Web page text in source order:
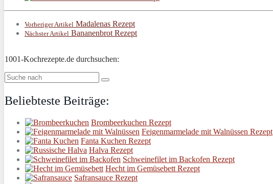
Vorheriger Artikel Madalenas Rezept
Nächster Artikel Bananenbrot Rezept
1001-Kochrezepte.de durchsuchen:
Beliebteste Beiträge:
Brombeerkuchen Rezept
Feigenmarmelade mit Walnüssen Rezept
Fanta Kuchen Rezept
Halva Rezept
Schweinefilet im Backofen Rezept
Hecht im Gemüsebett Rezept
Safransauce Rezept